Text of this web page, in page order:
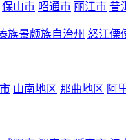
保山市 昭通市 丽江市 普
族景颇族自治州 怒江傈
山南地区 那曲地区 阿